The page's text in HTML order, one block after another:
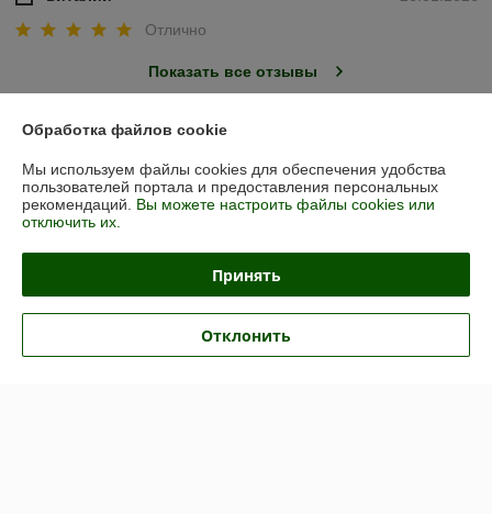
Отлично
Показать все отзывы
Контакты
Доставка и оплата
График работы
Полная версия сайта
Обработка файлов cookie
Мы используем файлы cookies для обеспечения удобства
пользователей портала и предоставления персональных
рекомендаций. Вы можете настроить файлы cookies или
отключить их.
Принять
Отклонить